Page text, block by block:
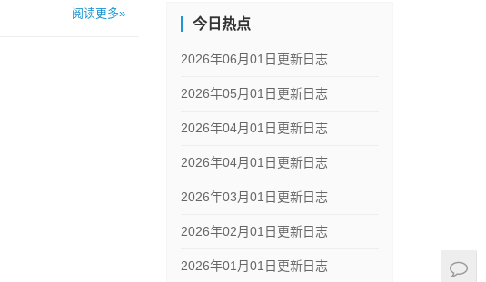
阅读更多»
今日热点
2026年06月01日更新日志
2026年05月01日更新日志
2026年04月01日更新日志
2026年04月01日更新日志
2026年03月01日更新日志
2026年02月01日更新日志
2026年01月01日更新日志